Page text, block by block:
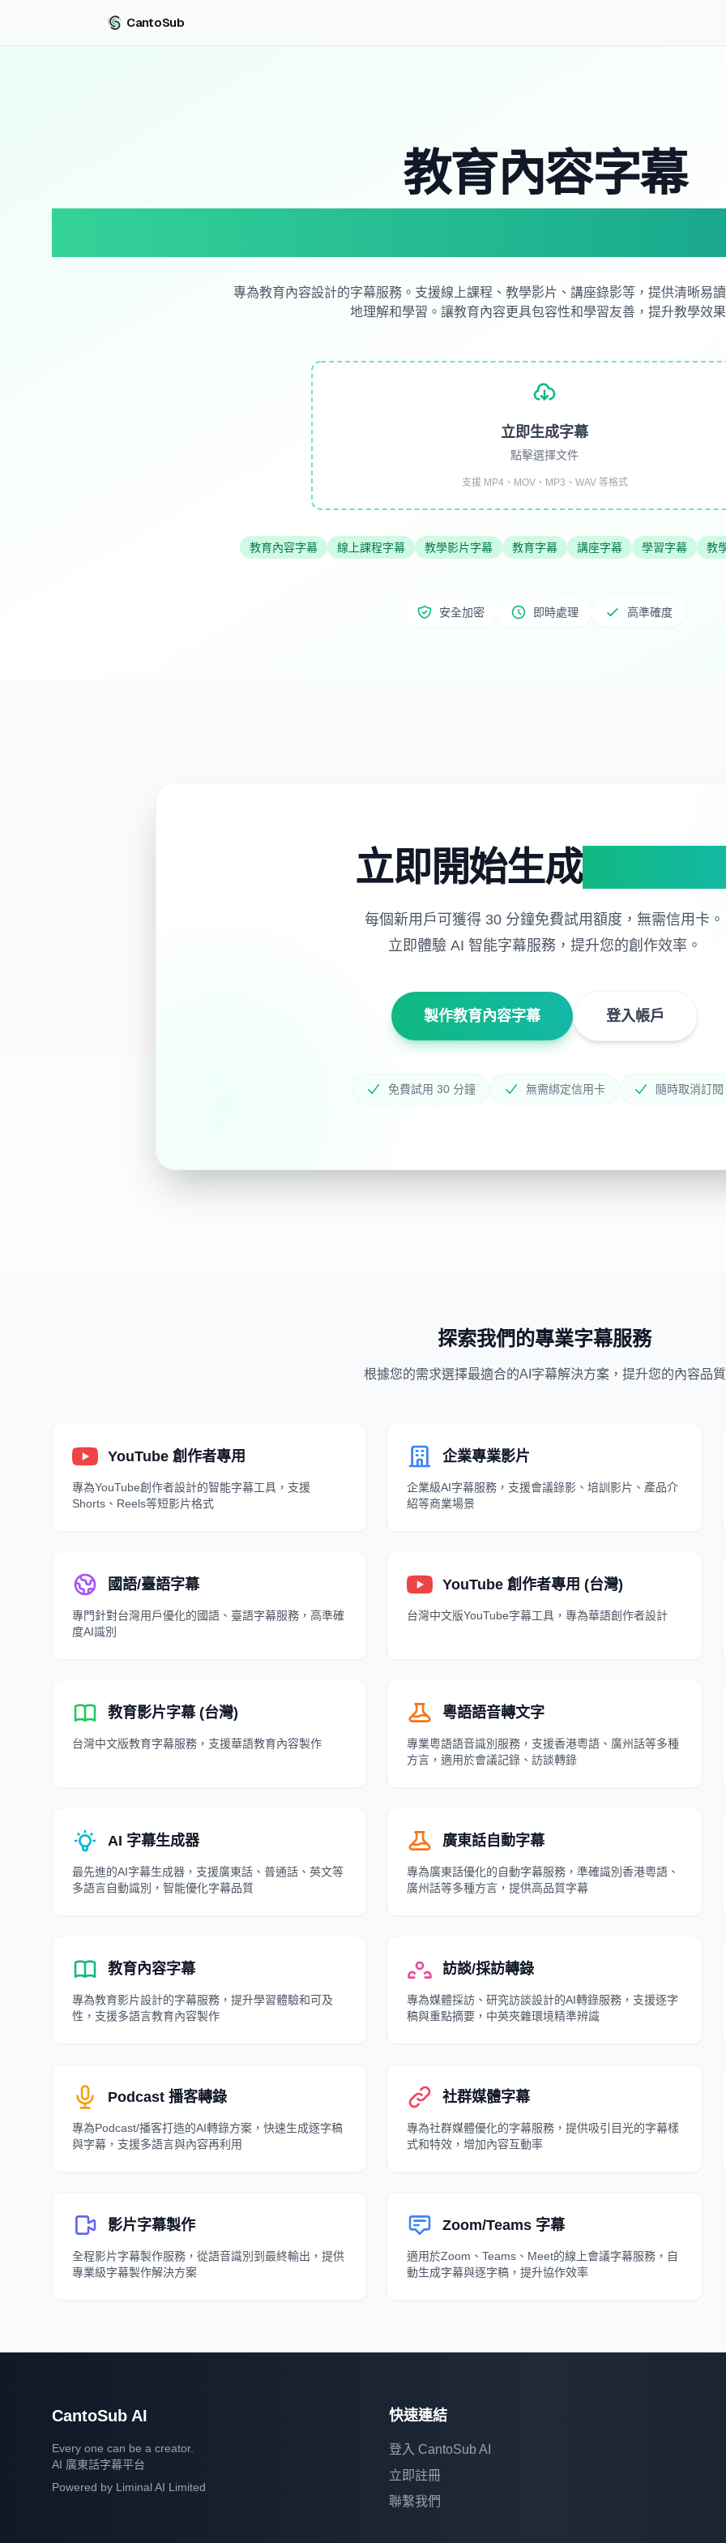
CantoSub
教育內容字幕
專為教育內容設計的字幕服務。支援線上課程、教學影片、講座錄影等，提供清晰易
地理解和學習。讓教育內容更具包容性和學習友善，提升教學效
立即生成字幕
點擊選擇文件
支援 MP4、MOV、MP3、WAV 等格式
教育內容字幕 線上課程字幕 教學影片字幕 教育字幕 講座字幕 學習字幕 教
安全加密 即時處理 高準確度
立即開始生成專業字
每個新用戶可獲得 30 分鐘免費試用額度，無需信用卡。
立即體驗 AI 智能字幕服務，提升您的創作效率。
製作教育內容字幕 登入帳戶
免費試用 30 分鐘 無需綁定信用卡 隨時取消訂閱
探索我們的專業字幕服務
根據您的需求選擇最適合的AI字幕解決方案，提升您的內容品質
YouTube 創作者專用
專為YouTube創作者設計的智能字幕工具，支援
Shorts、Reels等短影片格式
企業專業影片
企業級AI字幕服務，支援會議錄影、培訓影片、產品介
紹等商業場景
國語/臺語字幕
專門針對台灣用戶優化的國語、臺語字幕服務，高準確
度AI識別
YouTube 創作者專用 (台灣)
台灣中文版YouTube字幕工具，專為華語創作者設計
教育影片字幕 (台灣)
台灣中文版教育字幕服務，支援華語教育內容製作
粵語語音轉文字
專業粵語語音識別服務，支援香港粵語、廣州話等多種
方言，適用於會議記錄、訪談轉錄
AI 字幕生成器
最先進的AI字幕生成器，支援廣東話、普通話、英文等
多語言自動識別，智能優化字幕品質
廣東話自動字幕
專為廣東話優化的自動字幕服務，準確識別香港粵語、
廣州話等多種方言，提供高品質字幕
教育內容字幕
專為教育影片設計的字幕服務，提升學習體驗和可及
性，支援多語言教育內容製作
訪談/採訪轉錄
專為媒體採訪、研究訪談設計的AI轉錄服務，支援逐字
稿與重點摘要，中英夾雜環境精準辨識
Podcast 播客轉錄
專為Podcast/播客打造的AI轉錄方案，快速生成逐字稿
與字幕，支援多語言與內容再利用
社群媒體字幕
專為社群媒體優化的字幕服務，提供吸引目光的字幕樣
式和特效，增加內容互動率
影片字幕製作
全程影片字幕製作服務，從語音識別到最終輸出，提供
專業級字幕製作解決方案
Zoom/Teams 字幕
適用於Zoom、Teams、Meet的線上會議字幕服務，自
動生成字幕與逐字稿，提升協作效率
CantoSub AI
Every one can be a creator.
AI 廣東話字幕平台
Powered by Liminal AI Limited
快速連結
登入 CantoSub AI
立即註冊
聯繫我們